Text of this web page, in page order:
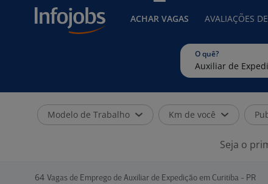
ACHAR VAGAS AVALIAÇÕES
O quê?
Modelo de Trabalho Km de você
Seja o
64 Vagas de Emprego de Auxiliar de Expedição em Curitiba - PR